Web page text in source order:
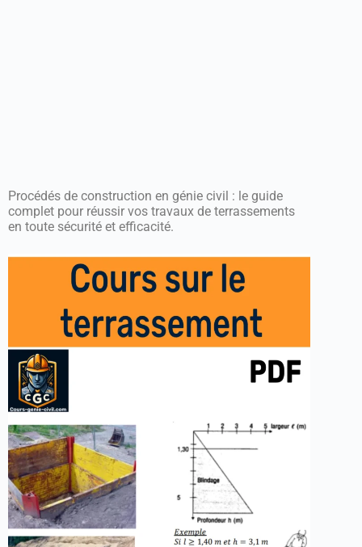
Procédés de construction en génie civil : le guide
complet pour réussir vos travaux de terrassements
en toute sécurité et efficacité.